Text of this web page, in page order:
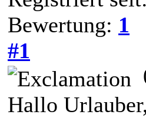
Bewertung: 1
#1
Hallo Urlauber,